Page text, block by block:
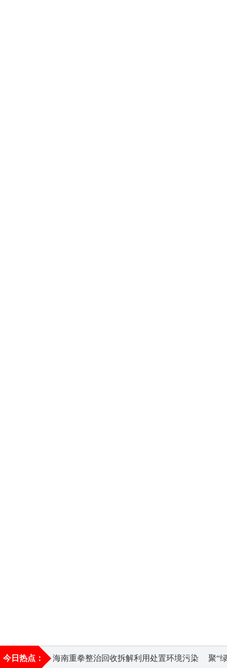
今日热点： 海南重拳整治回收拆解利用处置环境污染 聚“